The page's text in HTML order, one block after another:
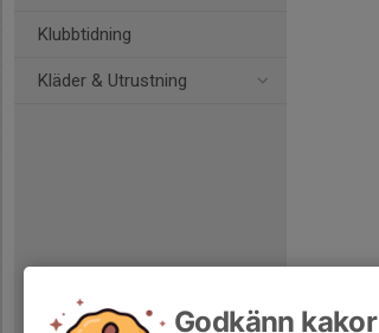
Klubbtidning
Kläder & Utrustning
Godkänn kakor